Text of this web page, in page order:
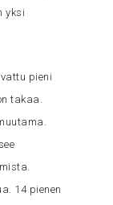
yksi
pieni
takaa.
14 pienen